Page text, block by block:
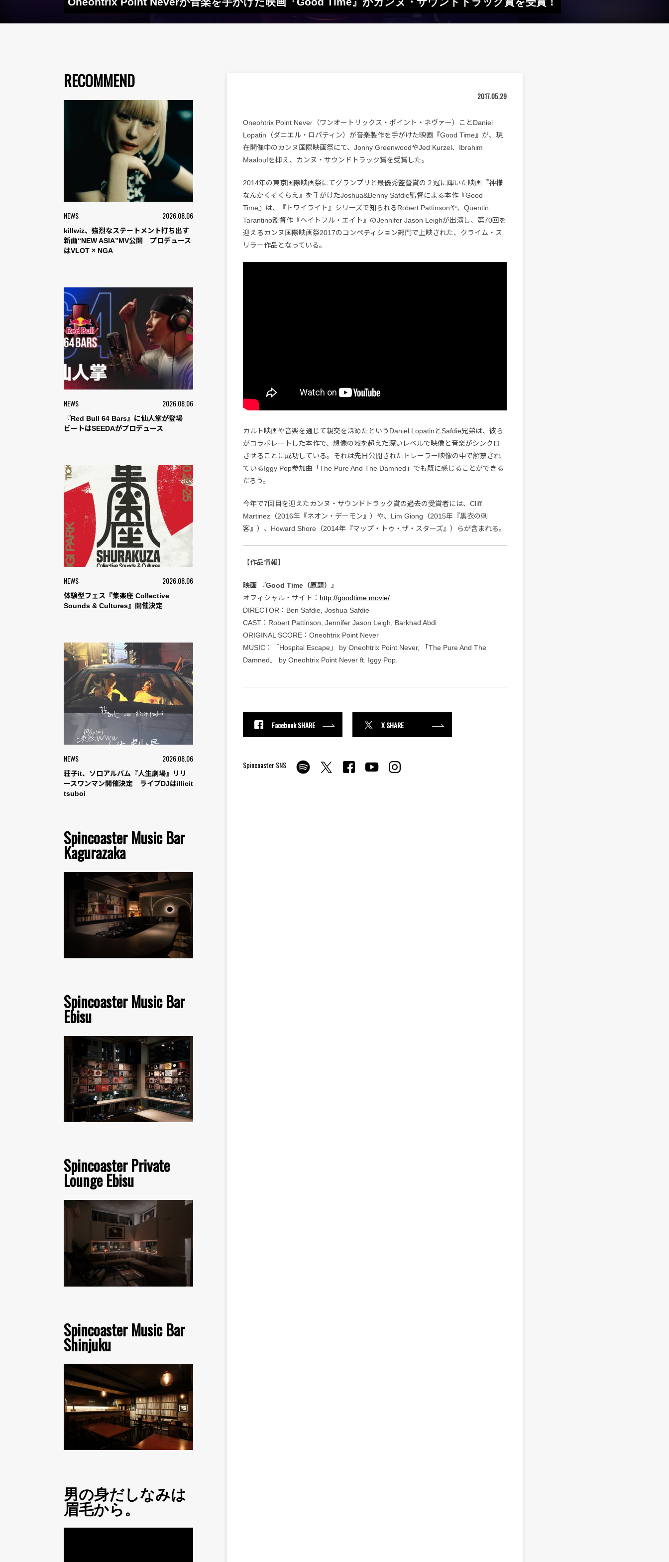
RECOMMEND
NEWS 2026.08.06
killwiz、強烈なステートメント打ち出す
新曲“NEW ASIA”MV公開 プロデュース
はVLOT × NGA
NEWS 2026.08.06
『Red Bull 64 Bars』に仙人掌が登場
ビートはSEEDAがプロデュース
NEWS 2026.08.06
体験型フェス『集楽座 Collective
Sounds & Cultures』開催決定
NEWS 2026.08.06
荘子it、ソロアルバム『人生劇場』リリ
ースワンマン開催決定 ライブDJはillicit
tsuboi
Spincoaster Music Bar
Kagurazaka
Spincoaster Music Bar
Ebisu
Spincoaster Private
Lounge Ebisu
Spincoaster Music Bar
Shinjuku
男の身だしなみは
眉毛から。
2017.05.29
Oneohtrix Point Never（ワンオートリックス・ポイント・ネヴァー）ことDaniel
Lopatin（ダニエル・ロパティン）が音楽製作を手がけた映画『Good Time』が、現
在開催中のカンヌ国際映画祭にて、Jonny GreenwoodやJed Kurzel、Ibrahim
Maaloufを抑え、カンヌ・サウンドトラック賞を受賞した。
2014年の東京国際映画祭にてグランプリと最優秀監督賞の２冠に輝いた映画『神様
なんかくそくらえ』を手がけたJoshua&Benny Safdie監督による本作『Good
Time』は、『トワイライト』シリーズで知られるRobert Pattinsonや、Quentin
Tarantino監督作『ヘイトフル・エイト』のJennifer Jason Leighが出演し、第70回を
迎えるカンヌ国際映画祭2017のコンペティション部門で上映された、クライム・ス
リラー作品となっている。
カルト映画や音楽を通じて親交を深めたというDaniel LopatinとSafdie兄弟は、彼ら
がコラボレートした本作で、想像の域を超えた深いレベルで映像と音楽がシンクロ
させることに成功している。それは先日公開されたトレーラー映像の中で解禁され
ているIggy Pop参加曲「The Pure And The Damned」でも既に感じることができる
だろう。
今年で7回目を迎えたカンヌ・サウンドトラック賞の過去の受賞者には、Cliff
Martinez（2016年『ネオン・デーモン』）や、Lim Giong（2015年『黒衣の刺
客』）、Howard Shore（2014年『マップ・トゥ・ザ・スターズ』）らが含まれる。
【作品情報】
映画 『Good Time（原題）』
オフィシャル・サイト： http://goodtime.movie/
DIRECTOR：Ben Safdie, Joshua Safdie
CAST：Robert Pattinson, Jennifer Jason Leigh, Barkhad Abdi
ORIGINAL SCORE：Oneohtrix Point Never
MUSIC：「Hospital Escape」 by Oneohtrix Point Never, 「The Pure And The
Damned」 by Oneohtrix Point Never ft. Iggy Pop.
Facebook SHARE X SHARE
Spincoaster SNS